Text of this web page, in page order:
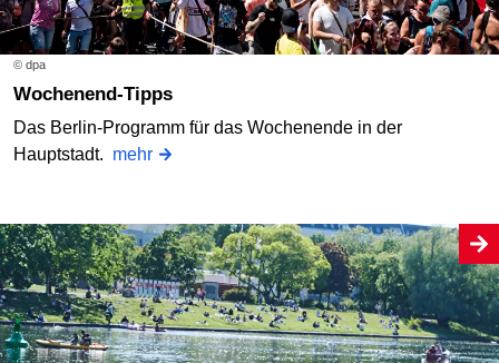
© dpa
Wochenend-Tipps
Das Berlin-Programm für das Wochenende in der
Hauptstadt. mehr